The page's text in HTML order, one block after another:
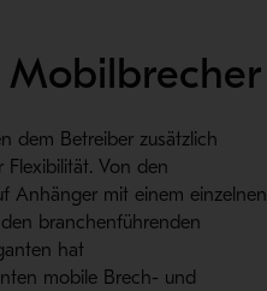
Mobilbrecher
dem Betreiber zusätzlich
Von den
Anhänger mit einem einzelnen
branchenführenden
hat
mobile Brech- und